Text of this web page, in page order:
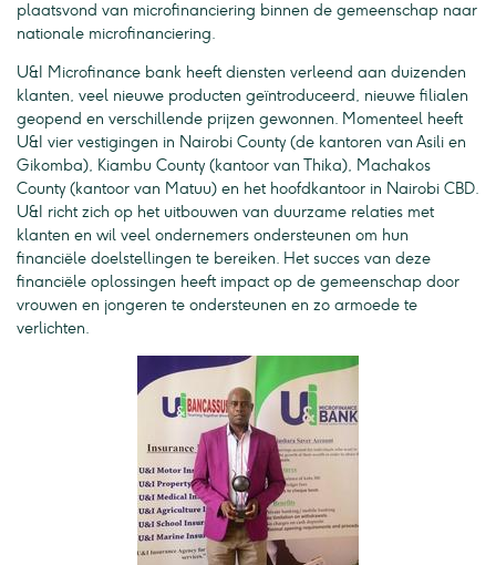
plaatsvond van microfinanciering binnen de gemeenschap naar
nationale microfinanciering.
U&I Microfinance bank heeft diensten verleend aan duizenden
klanten, veel nieuwe producten geïntroduceerd, nieuwe filialen
geopend en verschillende prijzen gewonnen. Momenteel heeft
U&I vier vestigingen in Nairobi County (de kantoren van Asili en
Gikomba), Kiambu County (kantoor van Thika), Machakos
County (kantoor van Matuu) en het hoofdkantoor in Nairobi CBD.
U&I richt zich op het uitbouwen van duurzame relaties met
klanten en wil veel ondernemers ondersteunen om hun
financiële doelstellingen te bereiken. Het succes van deze
financiële oplossingen heeft impact op de gemeenschap door
vrouwen en jongeren te ondersteunen en zo armoede te
verlichten.